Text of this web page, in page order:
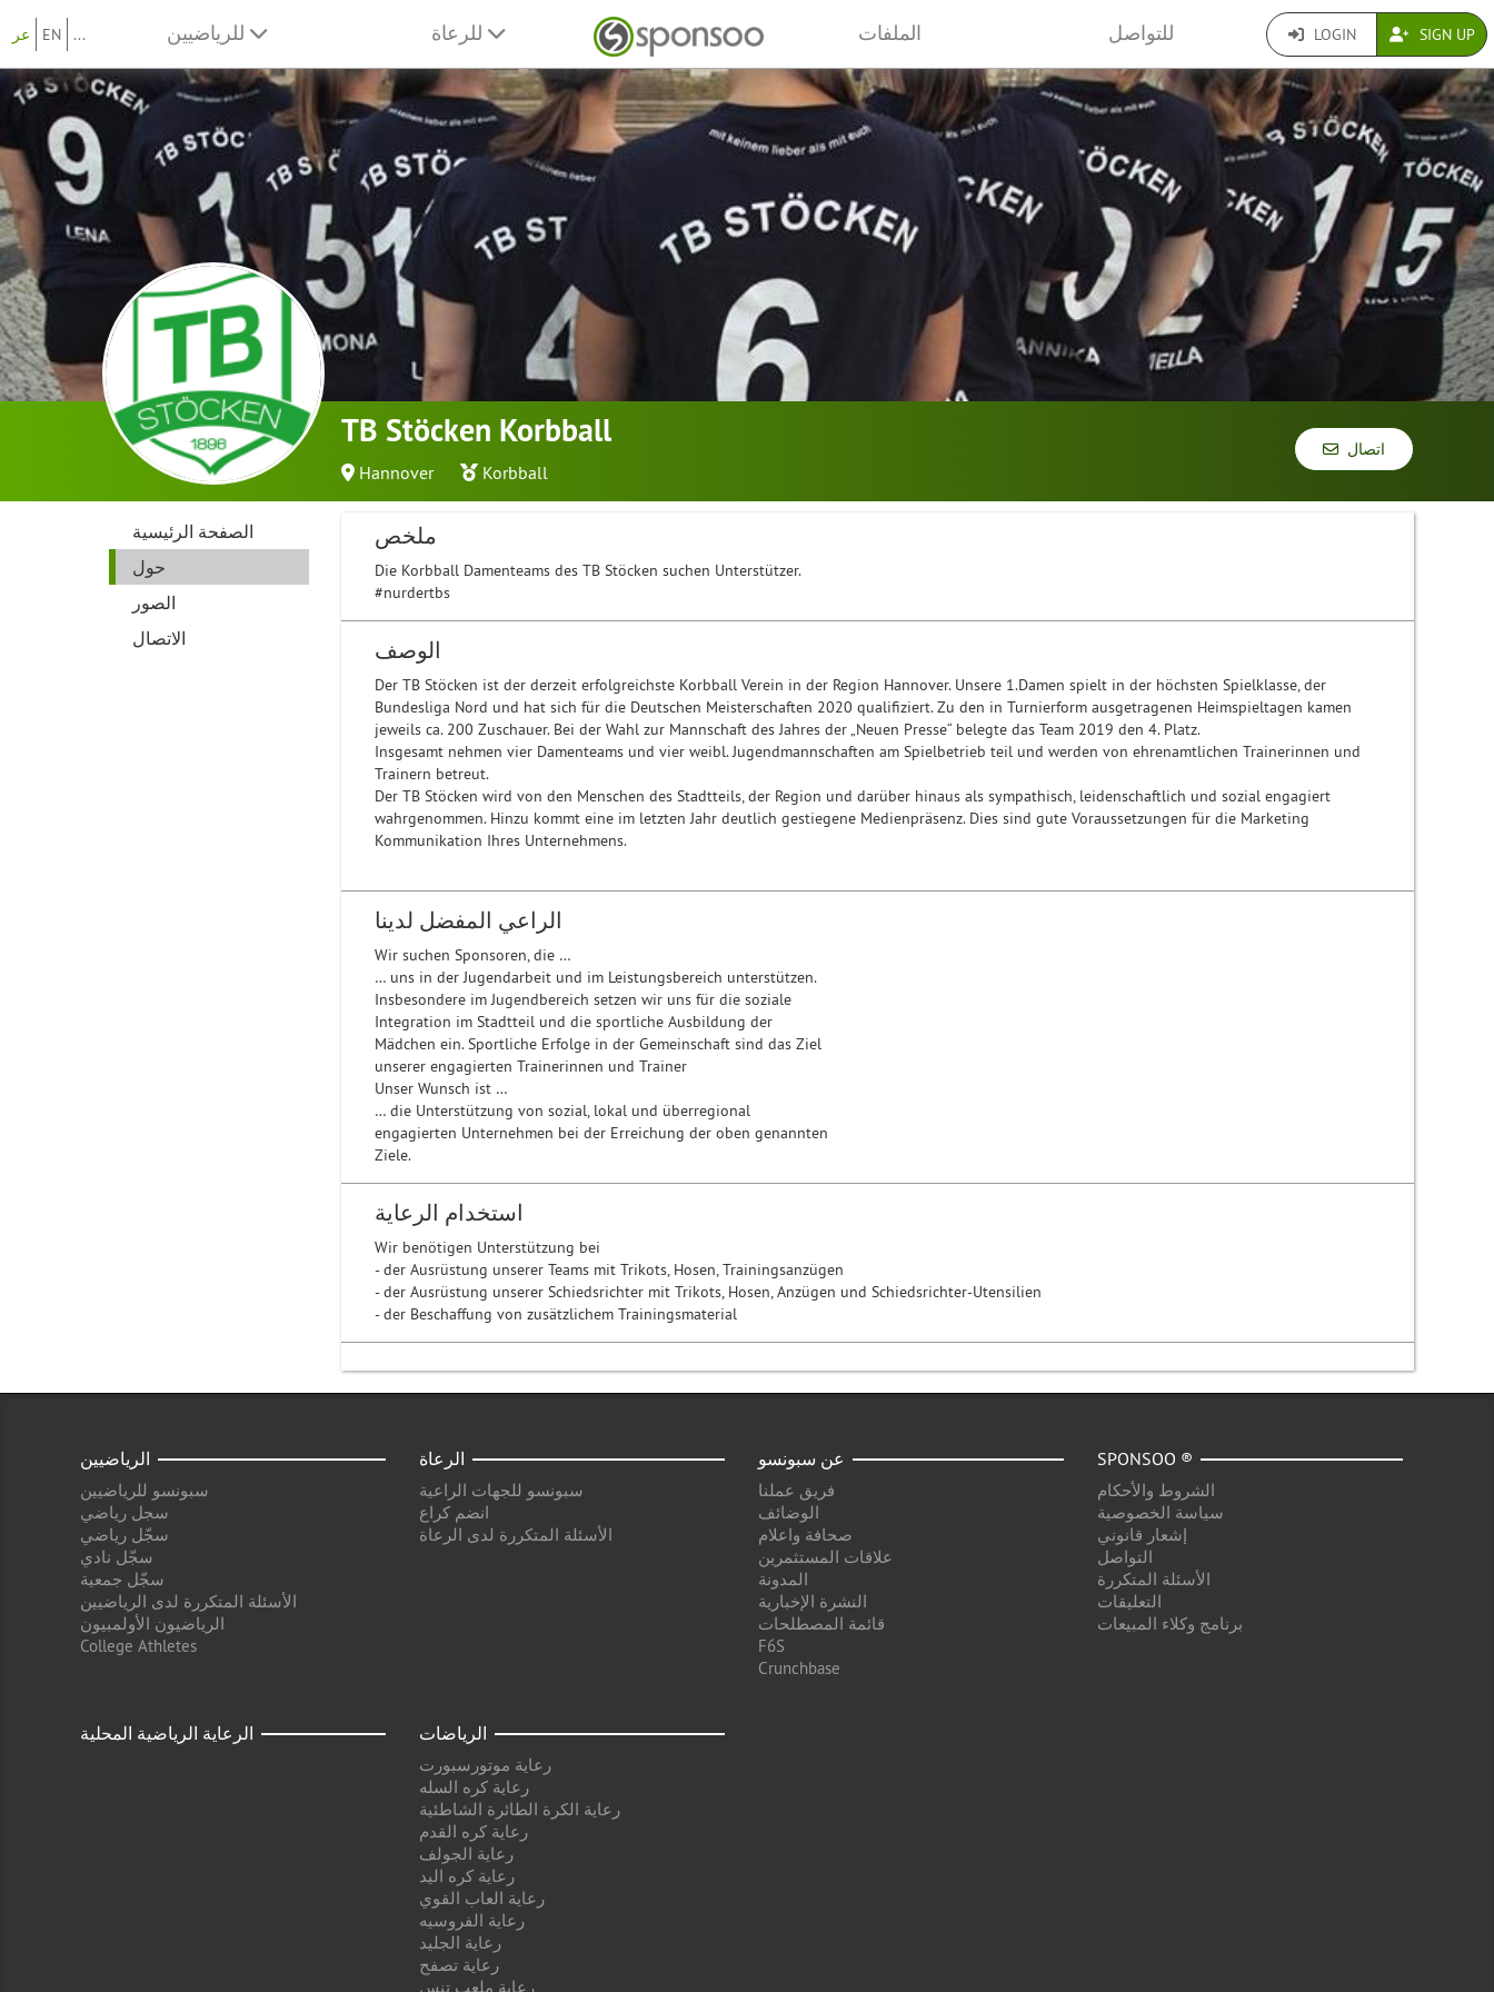
عر EN ... الملفات للتواصل LOGIN SIGN UP
TB Stöcken Korbball
Hannover Korbball
اتصال
الصفحة الرئيسية
حول
الصور
الاتصال
ملخص
Die Korbball Damenteams des TB Stöcken suchen Unterstützer.
#nurdertbs
الوصف
Der TB Stöcken ist der derzeit erfolgreichste Korbball Verein in der Region Hannover. Unsere 1.Damen spielt in der höchsten Spielklasse, der
Bundesliga Nord und hat sich für die Deutschen Meisterschaften 2020 qualifiziert. Zu den in Turnierform ausgetragenen Heimspieltagen kamen
jeweils ca. 200 Zuschauer. Bei der Wahl zur Mannschaft des Jahres der „Neuen Presse“ belegte das Team 2019 den 4. Platz.
Insgesamt nehmen vier Damenteams und vier weibl. Jugendmannschaften am Spielbetrieb teil und werden von ehrenamtlichen Trainerinnen und
Trainern betreut.
Der TB Stöcken wird von den Menschen des Stadtteils, der Region und darüber hinaus als sympathisch, leidenschaftlich und sozial engagiert
wahrgenommen. Hinzu kommt eine im letzten Jahr deutlich gestiegene Medienpräsenz. Dies sind gute Voraussetzungen für die Marketing
Kommunikation Ihres Unternehmens.
الراعي المفضل لدينا
Wir suchen Sponsoren, die …
… uns in der Jugendarbeit und im Leistungsbereich unterstützen.
Insbesondere im Jugendbereich setzen wir uns für die soziale
Integration im Stadtteil und die sportliche Ausbildung der
Mädchen ein. Sportliche Erfolge in der Gemeinschaft sind das Ziel
unserer engagierten Trainerinnen und Trainer
Unser Wunsch ist …
… die Unterstützung von sozial, lokal und überregional
engagierten Unternehmen bei der Erreichung der oben genannten
Ziele.
استخدام الرعاية
Wir benötigen Unterstützung bei
- der Ausrüstung unserer Teams mit Trikots, Hosen, Trainingsanzügen
- der Ausrüstung unserer Schiedsrichter mit Trikots, Hosen, Anzügen und Schiedsrichter-Utensilien
- der Beschaffung von zusätzlichem Trainingsmaterial
الرياضيين
سبونسو للرياضيين
سجل رياضي
سجّل رياضي
سجّل نادي
سجّل جمعية
الأسئلة المتكررة لدى الرياضيين
الرياضيون الأولمبيون
College Athletes
الرعاة
سبونسو للجهات الراعية
انضم كراع
الأسئلة المتكررة لدى الرعاة
عن سبونسو
فريق عملنا
الوضائف
صحافة واعلام
علاقات المستثمرين
المدونة
النشرة الإخبارية
قائمة المصطلحات
F6S
Crunchbase
SPONSOO ®
الشروط والأحكام
سياسة الخصوصية
إشعار قانوني
التواصل
الأسئلة المتكررة
التعليقات
برنامج وكلاء المبيعات
الرعاية الرياضية المحلية الرياضات
رعاية موتورسبورت
رعاية كره السله
رعاية الكرة الطائرة الشاطئية
رعاية كره القدم
رعاية الجولف
رعاية كره اليد
رعاية العاب القوي
رعاية الفروسيه
رعاية الجليد
رعاية تصفح
رعاية ملعب تنس